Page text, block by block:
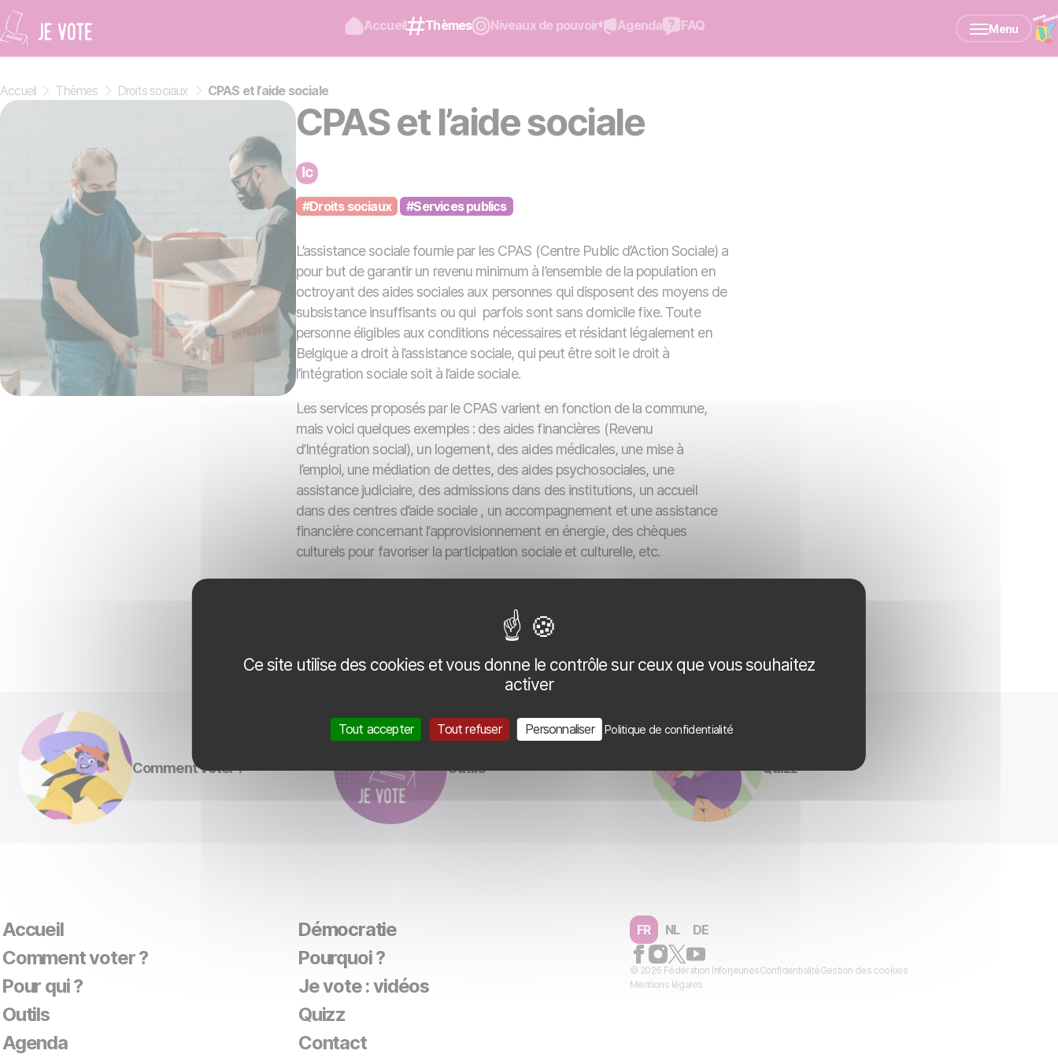
Accueil Thèmes Niveaux de pouvoir Agenda FAQ Menu
Accueil Thèmes Droits sociaux CPAS et l’aide sociale
CPAS et l’aide sociale
#Droits sociaux #Services publics
L’assistance sociale fournie par les CPAS (Centre Public d’Action Sociale) a
pour but de garantir un revenu minimum à l’ensemble de la population en
octroyant des aides sociales aux personnes qui disposent des moyens de
subsistance insuffisants ou qui parfois sont sans domicile fixe. Toute
personne éligibles aux conditions nécessaires et résidant légalement en
Belgique a droit à l’assistance sociale, qui peut être soit le droit à
l’intégration sociale soit à l’aide sociale.
Les services proposés par le CPAS varient en fonction de la commune,
mais voici quelques exemples : des aides financières (Revenu
d’Intégration social), un logement, des aides médicales, une mise à
l’emploi, une médiation de dettes, des aides psychosociales, une
assistance judiciaire, des admissions dans des institutions, un accueil
dans des centres d’aide sociale , un accompagnement et une assistance
financière concernant l’approvisionnement en énergie, des chèques
culturels pour favoriser la participation sociale et culturelle, etc.
la même législation fédérale et ce, afin de garantir un seuil commun : une
vie conforme et une dignité humaine.
Comment voter ? Outils Quizz
Accueil
Démocratie
Comment voter ?
Pourquoi ?
Pour qui ?
Je vote : vidéos
Outils
Quizz
Agenda
Contact
FR NL DE
© 2026 Fédération InforjeunesConfidentialitéGestion des cookies
Mentions légales
Panneau de gestion des cookies
Ce site utilise des cookies et vous donne le contrôle sur ceux que vous souhaitez
activer
Tout accepter Tout refuser Personnaliser Politique de confidentialité